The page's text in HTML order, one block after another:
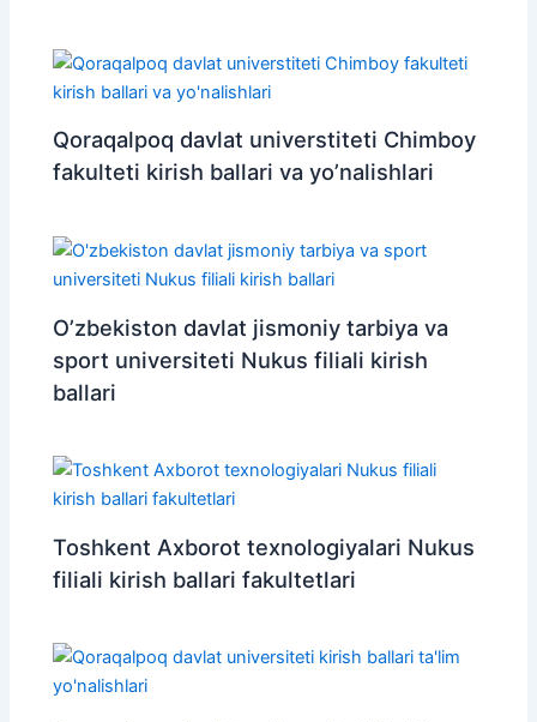
Qoraqalpoq davlat universtiteti Chimboy
fakulteti kirish ballari va yo’nalishlari
O’zbekiston davlat jismoniy tarbiya va
sport universiteti Nukus filiali kirish
ballari
Toshkent Axborot texnologiyalari Nukus
filiali kirish ballari fakultetlari